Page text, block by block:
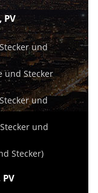
PV
und
und Stecker
und
und
Stecker)